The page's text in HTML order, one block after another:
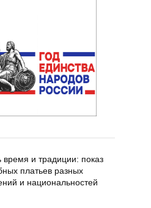
время и традиции: показ
платьев разных
и национальностей